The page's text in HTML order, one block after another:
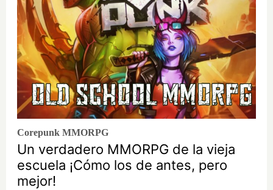
Corepunk MMORPG
Un verdadero MMORPG de la vieja
escuela ¡Cómo los de antes, pero
mejor!